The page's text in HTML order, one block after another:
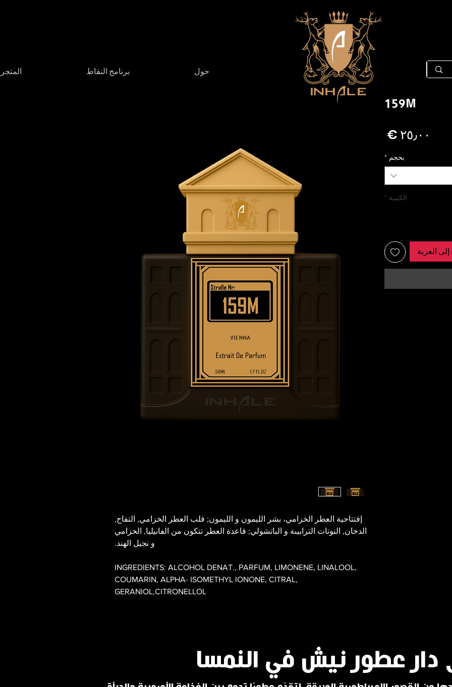
المتجر برنامج النقاط حول
إفتتاحية العطر الخزامي، بشر الليمون و الليمون; قلب العطر الخزامي, التفاح,
الدخان, النوتات الترابيىة و الباتشولي; قاعدة العطر تتكون من الفانيليا, الخزامي
و نجيل الهند.
INGREDIENTS: ALCOHOL DENAT., PARFUM, LIMONENE, LINALOOL,
COUMARIN, ALPHA- ISOMETHYL IONONE, CITRAL,
GERANIOL,CITRONELLOL
159M
بحجم *
الكمية *
العربة
دار عطور نيش في النمسا